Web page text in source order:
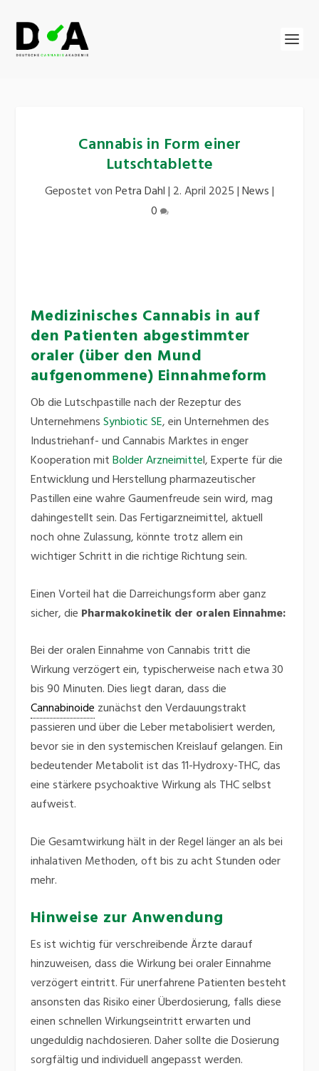
Cannabis in Form einer
Lutschtablette
Gepostet vonPetra Dahl| 2. April 2025|News|
0
Medizinisches Cannabis in auf
den Patienten abgestimmter
oraler (über den Mund
aufgenommene) Einnahmeform
Ob die Lutschpastille nach der Rezeptur des
UnternehmensSynbiotic SE, ein Unternehmen des
Industriehanf- und Cannabis Marktes in enger
Kooperation mitBolder Arzneimittel,Experte für die
Entwicklung und Herstellung pharmazeutischer
Pastilleneine wahre Gaumenfreude sein wird, mag
dahingestellt sein. Das Fertigarzneimittel, aktuell
noch ohne Zulassung, könnte trotz allem ein
wichtiger Schritt in die richtige Richtung sein.
Einen Vorteil hat die Darreichungsform aber ganz
sicher, die Pharmakokinetik der oralen Einnahme:
Bei der oralen Einnahme von Cannabis tritt die
Wirkung verzögert ein, typischerweise nach etwa 30
bis 90 Minuten.Dies liegt daran, dass die
Cannabinoide zunächst den Verdauungstrakt
passieren und über die Leber metabolisiert werden,
bevor sie in den systemischen Kreislauf gelangen.Ein
bedeutender Metabolit ist das 11-Hydroxy-THC, das
eine stärkere psychoaktive Wirkung als THC selbst
aufweist.
Die Gesamtwirkung hält in der Regel länger an als bei
inhalativen Methoden, oft bis zu acht Stunden oder
mehr.
Hinweise zur Anwendung
Es ist wichtig für verschreibende Ärzte darauf
hinzuweisen, dass die Wirkung bei oraler Einnahme
verzögert eintritt. Für unerfahrene Patienten besteht
ansonsten das Risiko einer Überdosierung, falls diese
einen schnellen Wirkungseintritt erwarten und
ungeduldig nachdosieren.Daher sollte die Dosierung
sorgfältig und individuell angepasst werden.